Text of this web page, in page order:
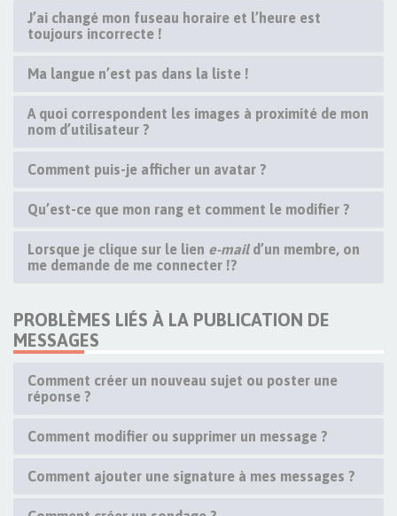
J’ai changé mon fuseau horaire et l’heure est
toujours incorrecte !
Ma langue n’est pas dans la liste !
A quoi correspondent les images à proximité de mon
nom d’utilisateur ?
Comment puis-je afficher un avatar ?
Qu’est-ce que mon rang et comment le modifier ?
Lorsque je clique sur le lien e-maild’un membre, on
me demande de me connecter !?
PROBLÈMES LIÉS À LA PUBLICATION DE
MESSAGES
Comment créer un nouveau sujet ou poster une
réponse ?
Comment modifier ou supprimer un message ?
Comment ajouter une signature à mes messages ?